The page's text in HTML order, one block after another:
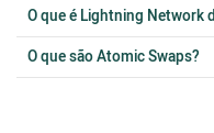
O que é Lightning Network
O que são Atomic Swaps?